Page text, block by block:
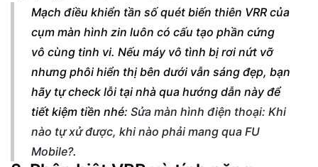
Mạch điều khiển tần số quét biến thiên VRR của
cụm màn hình zin luôn có cấu tạo phần cứng
vô cùng tinh vi. Nếu máy vô tình bị rơi nứt vỡ
nhưng phôi hiển thị bên dưới vẫn sáng đẹp, bạn
hãy tự check lỗi tại nhà qua hướng dẫn này để
tiết kiệm tiền nhé: Sửa màn hình điện thoại: Khi
nào tự xử được, khi nào phải mang qua FU
Mobile?.